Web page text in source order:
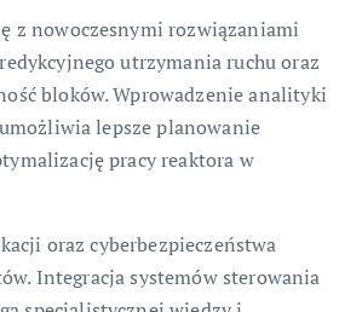
z nowoczesnymi rozwiązaniami
utrzymania ruchu oraz
bloków. Wprowadzenie analityki
lepsze planowanie
pracy reaktora w
oraz cyberbezpieczeństwa
Integracja systemów sterowania